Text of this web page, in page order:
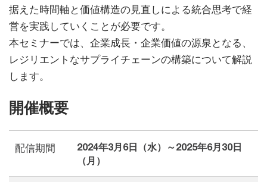
据えた時間軸と価値構造の見直しによる統合思考で経
営を実践していくことが必要です。
本セミナーでは、企業成長・企業価値の源泉となる、
レジリエントなサプライチェーンの構築について解説
します。
開催概要
配信期間
2024年3月6日（水）～2025年6月30日
（月）